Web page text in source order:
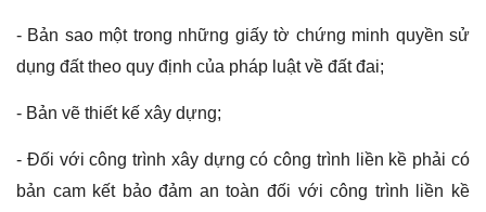
- Bản sao một trong những giấy tờ chứng minh quyền sử
dụng đất theo quy định của pháp luật về đất đai;
- Bản vẽ thiết kế xây dựng;
- Đối với công trình xây dựng có công trình liền kề phải có
bản cam kết bảo đảm an toàn đối với công trình liền kề